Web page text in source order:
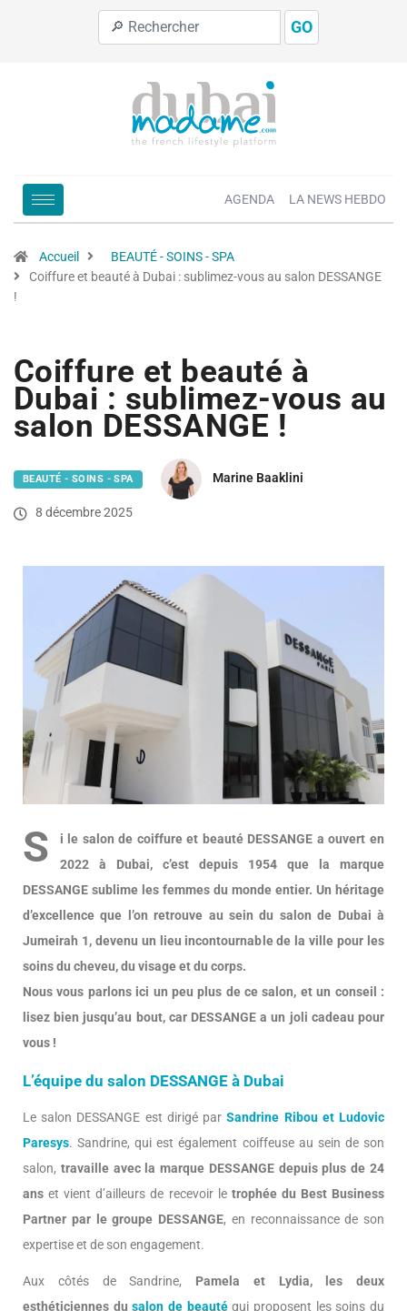
GO
AGENDA LA NEWS HEBDO
Accueil
BEAUTÉ - SOINS - SPA
Coiffure et beauté à Dubai : sublimez-vous au salon DESSANGE
!
Coiffure et beauté à
Dubai : sublimez-vous au
salon DESSANGE !
BEAUTÉ - SOINS - SPA Marine Baaklini
8 décembre 2025
S
i le salon de coiffure et beauté DESSANGE a ouvert en
2022 à Dubai, c’est depuis 1954 que la marque
DESSANGE sublime les femmes du monde entier. Un héritage
d’excellence que l’on retrouve au sein du salon de Dubai à
Jumeirah 1, devenu un lieu incontournable de la ville pour les
soins du cheveu, du visage et du corps.
Nous vous parlons ici un peu plus de ce salon, et un conseil :
lisez bien jusqu’au bout, car DESSANGE a un joli cadeau pour
vous !
L’équipe du salon DESSANGE à Dubai
Le salon DESSANGE est dirigé par Sandrine Ribou et Ludovic
Paresys. Sandrine, qui est également coiffeuse au sein de son
salon, travaille avec la marque DESSANGE depuis plus de 24
ans et vient d’ailleurs de recevoir le trophée du Best Business
Partner par le groupe DESSANGE, en reconnaissance de son
expertise et de son engagement.
Aux côtés de Sandrine, Pamela et Lydia, les deux
esthéticiennes dusalon de beautéqui proposent les soins du